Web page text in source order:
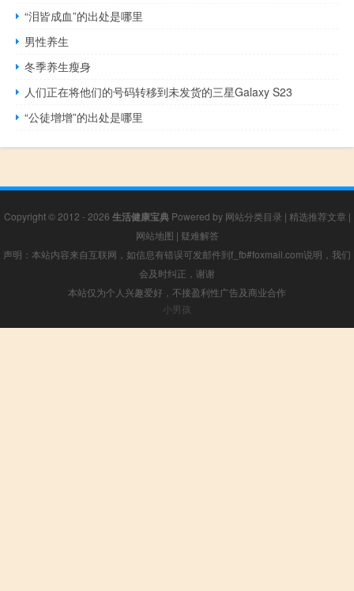
“泪皆成血”的出处是哪里
男性养生
冬季养生瘦身
人们正在将他们的号码转移到未发货的三星Galaxy S23
“公徒增增”的出处是哪里
Copyright © 2012 - 2026 生活健康宝典Powered by 网站分类目录 | 精选推荐文章 |
网站地图 | 疑难解答
声明：本站内容来自互联网，如信息有错误可发邮件到f_fb#foxmail.com说明，我们
会及时纠正，谢谢
本站仅为个人兴趣爱好，不接盈利性广告及商业合作
小男孩